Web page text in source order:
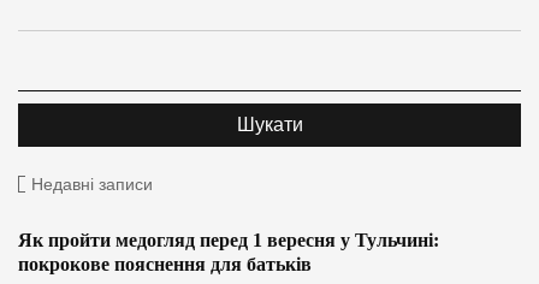
Недавні записи
Як пройти медогляд перед 1 вересня у Тульчині:
покрокове пояснення для батьків